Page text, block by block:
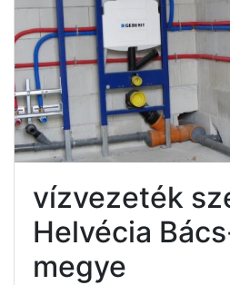
vízvezeték
Helvécia
megye